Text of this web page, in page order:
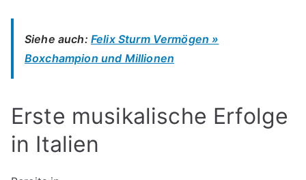
Siehe auch: Felix Sturm Vermögen »
Boxchampion und Millionen
Erste musikalische Erfolge
in Italien